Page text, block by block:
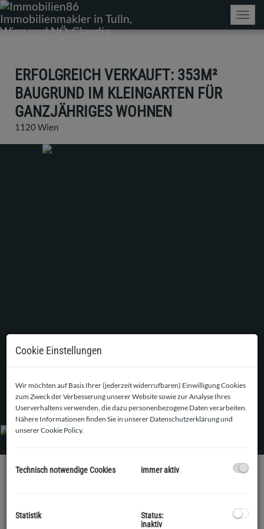
ERFOLGREICH VERKAUFT: 353M²
BAUGRUND IM KLEINGARTEN FÜR
GANZJÄHRIGES WOHNEN
1120 Wien
aktuelle Aufnahmen ... der Garten im Winter
Zum Verkauf kommt ein 353m² großes Grundstück mit der
Cookie Einstellungen
Wir möchten auf Basis Ihrer (jederzeit widerrufbaren) Einwilligung Cookies
zum Zweck der Verbesserung unserer Website sowie zur Analyse Ihres
Userverhaltens verwenden, die dazu personenbezogene Daten verarbeiten.
Nähere Informationen finden Sie in unserer Datenschutzerklärungund
unsererCookie Policy.
Technisch notwendige Cookies immer aktiv
Statistik
Status:
inaktiv